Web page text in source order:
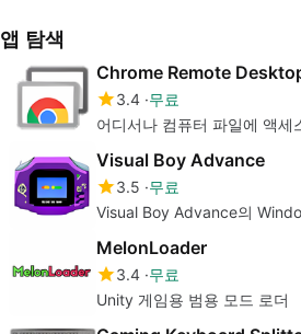
앱 탐색
Chrome Remote
3.4 무료
어디서나 컴퓨터 파일에 액세
Visual Boy Advance
3.5 무료
Visual Boy Advance의
MelonLoader
3.4 무료
Unity 게임용 범용 모드 로더